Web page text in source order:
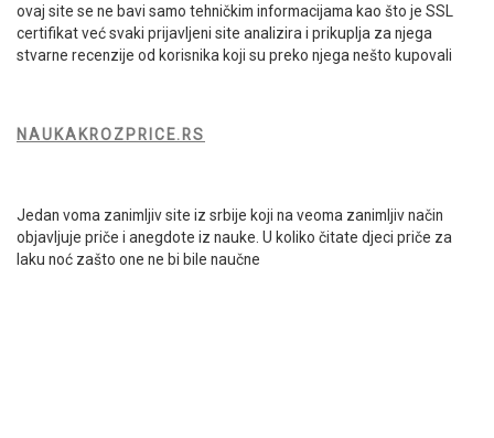
ovaj site se ne bavi samo tehničkim informacijama kao što je SSL
certifikat već svaki prijavljeni site analizira i prikuplja za njega
stvarne recenzije od korisnika koji su preko njega nešto kupovali
NAUKAKROZPRICE.RS
Jedan voma zanimljiv site iz srbije koji na veoma zanimljiv način
objavljuje priče i anegdote iz nauke. U koliko čitate djeci priče za
laku noć zašto one ne bi bile naučne